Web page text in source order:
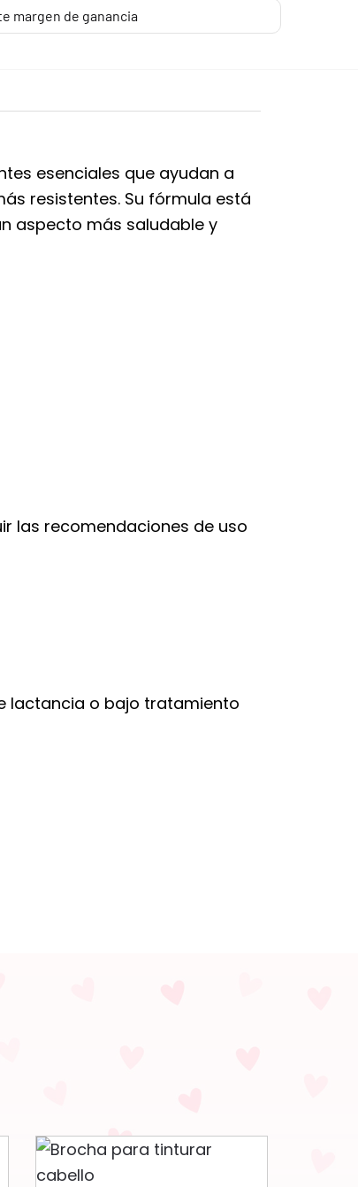
margen de ganancia
esenciales que ayudan a
resistentes. Su fórmula está
aspecto más saludable y
las recomendaciones de uso
lactancia o bajo tratamiento